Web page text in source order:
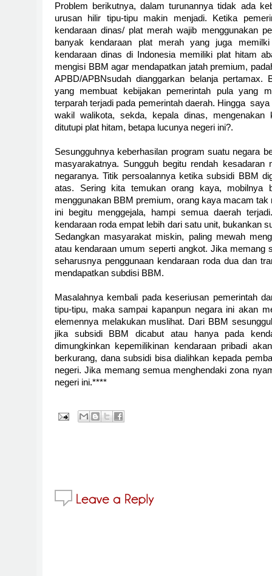
Problem berikutnya, dalam turunannya tidak ada
urusan hilir tipu-tipu makin menjadi. Ketika
kendaraan dinas/ plat merah wajib menggunakan
banyak kendaraan plat merah yang juga
kendaraan dinas di Indonesia memiliki plat hitam
mengisi BBM agar mendapatkan jatah premium,
APBD/APBNsudah dianggarkan belanja pertamax.
yang membuat kebijakan pemerintah pula yang
terparah terjadi pada pemerintah daerah. Hingga saya
wakil walikota, sekda, kepala dinas, mengenakan
ditutupi plat hitam, betapa lucunya negeri ini?.
Sesungguhnya keberhasilan program suatu negara
masyarakatnya. Sungguh begitu rendah kesadaran
negaranya. Titik persoalannya ketika subsidi BBM
atas. Sering kita temukan orang kaya, mobilnya
menggunakan BBM premium, orang kaya macam tak
ini begitu menggejala, hampi semua daerah
kendaraan roda empat lebih dari satu unit, bukankan
Sedangkan masyarakat miskin, paling mewah
atau kendaraan umum seperti angkot. Jika memang
seharusnya penggunaan kendaraan roda dua dan
mendapatkan subdisi BBM.
Masalahnya kembali pada keseriusan pemerintah
tipu-tipu, maka sampai kapanpun negara ini akan
elemennya melakukan muslihat. Dari BBM
jika subsidi BBM dicabut atau hanya pada
dimungkinkan kepemilikinan kendaraan pribadi
berkurang, dana subsidi bisa dialihkan kepada
negeri. Jika memang semua menghendaki zona
negeri ini.****